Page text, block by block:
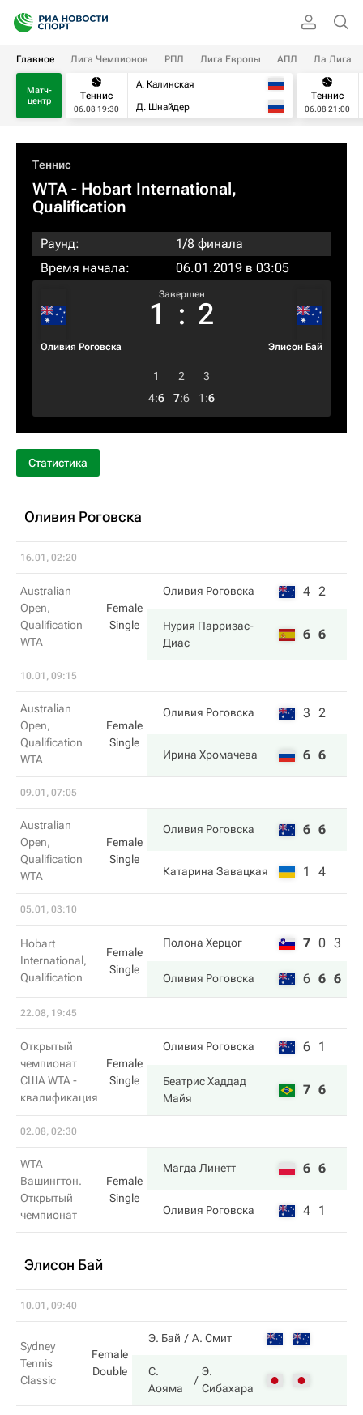
Главное Лига Чемпионов РПЛ Лига Европы АПЛ Ла Лига
Матч-
центр
Теннис
06.08 19:30
А. Калинская
Д. Шнайдер
Теннис
06.08 21:00
Теннис
WTA- Hobart International,
Qualification
Раунд:
1/8 финала
Время начала:
06.01.2019 в 03:05
Оливия Роговска
Завершен
1 : 2
Элисон Бай
1 2
3
4:6 7:6 1 :6
Статистика
Оливия Роговска
16.01, 02:20
Australian
Open,
Qualification
WTA
Female
Single
Оливия Роговска 4 2
Нурия Парризас-
Диас
6 6
10.01, 09:15
Australian
Open,
Qualification
WTA
Female
Single
Оливия Роговска 3 2
Ирина Хромачева 6 6
09.01, 07:05
Australian
Open,
Qualification
WTA
Female
Single
Оливия Роговска 6 6
Катарина Завацкая 1 4
05.01, 03:10
Hobart
International,
Qualification
Female
Single
Полона Херцог 7 0 3
Оливия Роговска 6 6 6
22.08, 19:45
Открытый
чемпионат
США WTA -
квалификация
Female
Single
Оливия Роговска 6 1
Беатрис Хаддад
Майя
7 6
02.08, 02:30
WTA
Вашингтон.
Открытый
чемпионат
Female
Single
Магда Линетт 6 6
Оливия Роговска 4 1
Элисон Бай
10.01, 09:40
Sydney
Tennis
Classic
Female
Double
Э. Бай А. Смит
С.
Аояма
Э.
Сибахара